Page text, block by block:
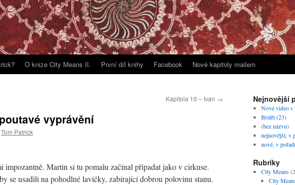
O knize City Means II. První díl knihy Facebook Nové kapitoly mailem
Kapitola 10 – Ivan →
vyprávění
Tom Patrick
impozantně. Martin si tu pomalu začínal připadat jako v cirkuse.
se usadili na pohodlné lavičky, zabírající dobrou polovinu stanu.
Nejnovější
Nové video s
Bratři (23)
(bez názvu)
nejnovější, v
nové, v
Rubriky
City Means
City